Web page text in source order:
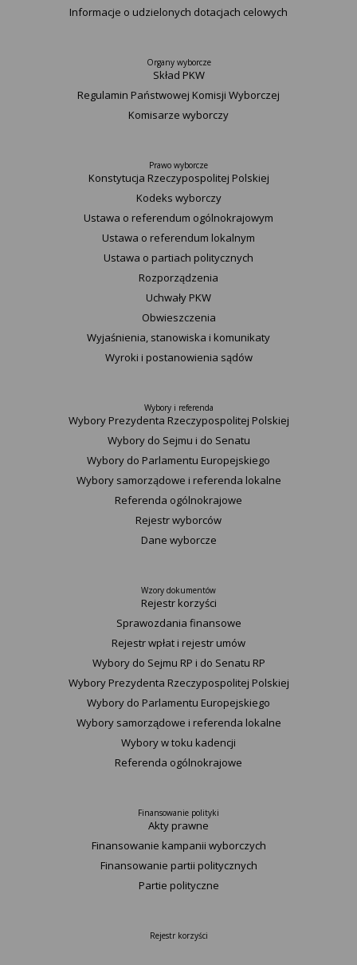
Informacje o udzielonych dotacjach celowych
Organy wyborcze
Skład PKW
Regulamin Państwowej Komisji Wyborczej
Komisarze wyborczy
Prawo wyborcze
Konstytucja Rzeczypospolitej Polskiej​
Kodeks wyborczy
Ustawa o referendum ogólnokrajowym
Ustawa o referendum lokalnym
Ustawa o partiach politycznych
Rozporządzenia
Uchwały PKW
Obwieszczenia
Wyjaśnienia, stanowiska i komunikaty
Wyroki i postanowienia sądów
Wybory i referenda
Wybory Prezydenta Rzeczypospolitej Polskiej
Wybory do Sejmu i do Senatu
Wybory do Parlamentu Europejskiego
Wybory samorządowe i referenda lokalne
Referenda ogólnokrajowe
Rejestr wyborców
Dane wyborcze
Wzory dokumentów
Rejestr korzyści
Sprawozdania finansowe
Rejestr wpłat i rejestr umów
Wybory do Sejmu RP i do Senatu RP
Wybory Prezydenta Rzeczypospolitej Polskiej
Wybory do Parlamentu Europejskiego
Wybory samorządowe i referenda lokalne
Wybory w toku kadencji
Referenda ogólnokrajowe
Finansowanie polityki
Akty prawne
Finansowanie kampanii wyborczych
Finansowanie partii politycznych
Partie polityczne
Rejestr korzyści